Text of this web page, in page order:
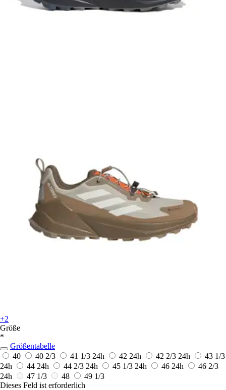
+2
Größe
*
Größentabelle
40
40 2/3 41 1/3 24h 42 24h 42 2/3 24h
43 1/3
24h
44 24h 44 2/3 24h 45 1/3 24h 46 24h
46 2/3
24h
47 1/3 48
49 1/3
Dieses Feld ist erforderlich